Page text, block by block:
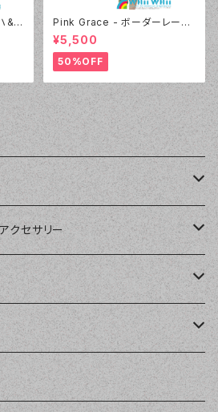
&D
Pink Grace - ボーダーレース
フリル 4点セット（4817 - 01:ホ
ワイト）
¥5,500
50%OFF
クセサリー